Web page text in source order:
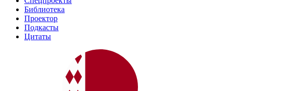
Библиотека
Проектор
Подкасты
Цитаты